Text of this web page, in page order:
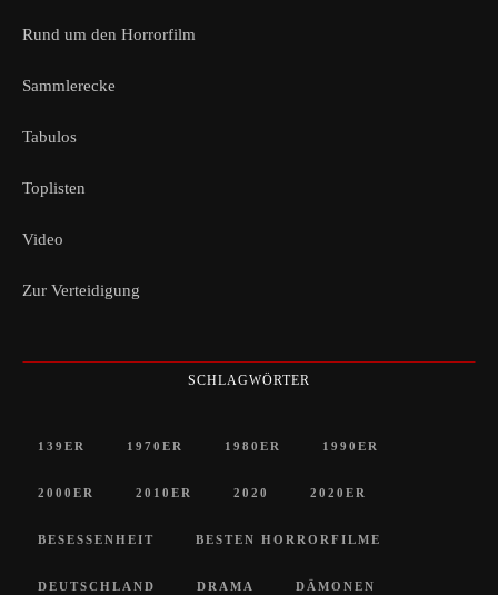
Rund um den Horrorfilm
Sammlerecke
Tabulos
Toplisten
Video
Zur Verteidigung
SCHLAGWÖRTER
139ER 1970ER 1980ER 1990ER
2000ER 2010ER 2020 2020ER
BESESSENHEIT BESTEN HORRORFILME
DEUTSCHLAND DRAMA DÄMONEN